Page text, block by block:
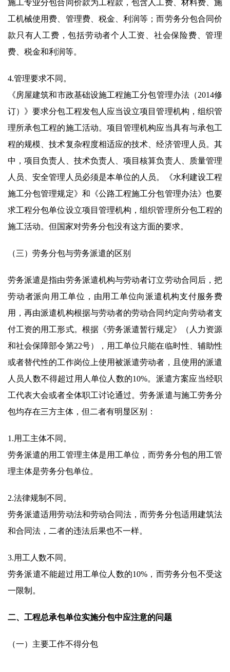
施工专业分包合同价款为工程款，包含人工费、材料费、施
工机械使用费、管理费、税金、利润等；而劳务分包合同价
款只有人工费，包括劳动者个人工资、社会保险费、管理
费、税金和利润等。
4.管理要求不同。
《房屋建筑和市政基础设施工程施工分包管理办法（2014修
订）》要求分包工程发包人应当设立项目管理机构，组织管
理所承包工程的施工活动。项目管理机构应当具有与承包工
程的规模、技术复杂程度相适应的技术、经济管理人员。其
中，项目负责人、技术负责人、项目核算负责人、质量管理
人员、安全管理人员必须是本单位的人员。《水利建设工程
施工分包管理规定》和《公路工程施工分包管理办法》也要
求工程分包单位设立项目管理机构，组织管理所分包工程的
施工活动。但国家对劳务分包没有这方面的要求。
（三）劳务分包与劳务派遣的区别
劳务派遣是指由劳务派遣机构与劳动者订立劳动合同后，把
劳动者派向用工单位，由用工单位向派遣机构支付服务费
用，再由派遣机构根据与劳动者的劳动合同约定向劳动者支
付工资的用工形式。根据《劳务派遣暂行规定》（人力资源
和社会保障部令第22号），用工单位只能在临时性、辅助性
或者替代性的工作岗位上使用被派遣劳动者，且使用的派遣
人员人数不得超过用人单位人数的10%。派遣方案应当经职
工代表大会或者全体职工讨论通过。劳务派遣与施工劳务分
包均存在三方主体，但二者有明显区别：
1.用工主体不同。
劳务派遣的用工管理主体是用工单位，而劳务分包的用工管
理主体是劳务分包单位。
2.法律规制不同。
劳务派遣适用劳动法和劳动合同法，而劳务分包适用建筑法
和合同法，二者的违法后果也不一样。
3.用工人数不同。
劳务派遣不能超过用工单位人数的10%，而劳务分包不受这
一限制。
二、工程总承包单位实施分包中应注意的问题
（一）主要工作不得分包